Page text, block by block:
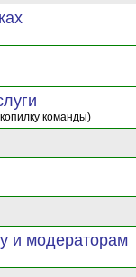
команды)
и модераторам